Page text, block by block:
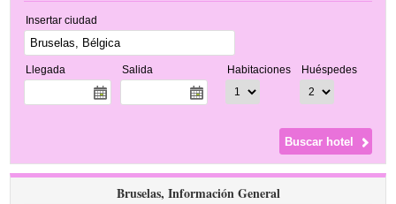
Insertar ciudad
Llegada Salida Habitaciones Huéspedes
Bruselas, Información General